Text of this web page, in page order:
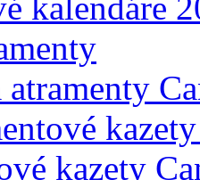
atramenty
kazety